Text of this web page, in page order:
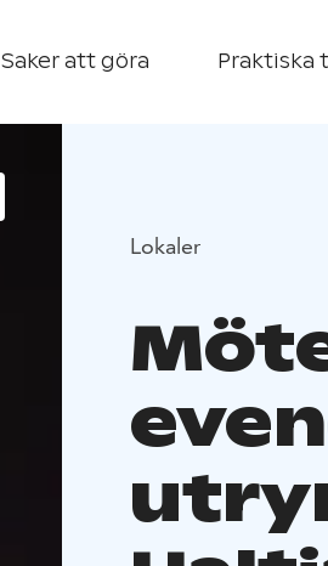
Saker att göra Praktiska
Lokaler